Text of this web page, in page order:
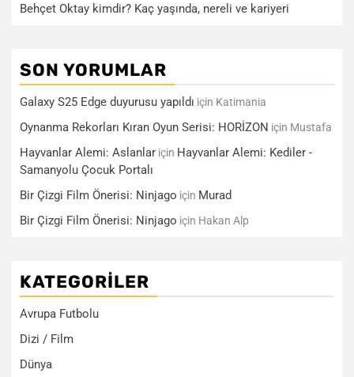
Behçet Oktay kimdir? Kaç yaşında, nereli ve kariyeri
SON YORUMLAR
Galaxy S25 Edge duyurusu yapıldı için Katimania
Oynanma Rekorları Kıran Oyun Serisi: HORİZON için Mustafa
Hayvanlar Alemi: Aslanlar için Hayvanlar Alemi: Kediler -
Samanyolu Çocuk Portalı
Bir Çizgi Film Önerisi: Ninjago için Murad
Bir Çizgi Film Önerisi: Ninjago için Hakan Alp
KATEGORILER
Avrupa Futbolu
Dizi / Film
Dünya